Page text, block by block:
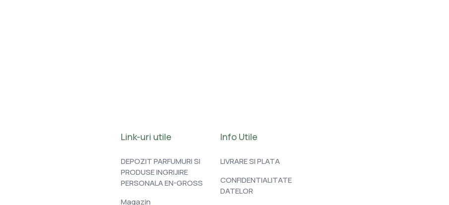
Link-uri utile
DEPOZIT PARFUMURI SI
PRODUSE INGRIJIRE
PERSONALA EN-GROSS
Magazin
Info Utile
LIVRARE SI PLATA
CONFIDENTIALITATE
DATELOR